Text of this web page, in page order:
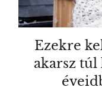
Ezekre
akarsz túl